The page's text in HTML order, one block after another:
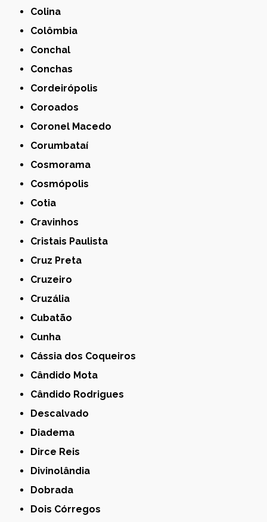
Colina
Colômbia
Conchal
Conchas
Cordeirópolis
Coroados
Coronel Macedo
Corumbataí
Cosmorama
Cosmópolis
Cotia
Cravinhos
Cristais Paulista
Cruz Preta
Cruzeiro
Cruzália
Cubatão
Cunha
Cássia dos Coqueiros
Cândido Mota
Cândido Rodrigues
Descalvado
Diadema
Dirce Reis
Divinolândia
Dobrada
Dois Córregos